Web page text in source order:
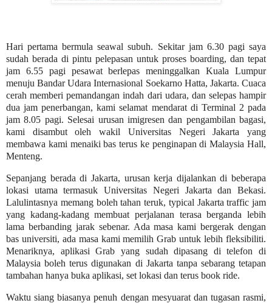
Hari pertama bermula seawal subuh. Sekitar jam 6.30 pagi saya
sudah berada di pintu pelepasan untuk proses boarding, dan tepat
jam 6.55 pagi pesawat berlepas meninggalkan Kuala Lumpur
menuju Bandar Udara Internasional Soekarno Hatta, Jakarta. Cuaca
cerah memberi pemandangan indah dari udara, dan selepas hampir
dua jam penerbangan, kami selamat mendarat di Terminal 2 pada
jam 8.05 pagi. Selesai urusan imigresen dan pengambilan bagasi,
kami disambut oleh wakil Universitas Negeri Jakarta yang
membawa kami menaiki bas terus ke penginapan di Malaysia Hall,
Menteng.
Sepanjang berada di Jakarta, urusan kerja dijalankan di beberapa
lokasi utama termasuk Universitas Negeri Jakarta dan Bekasi.
Lalulintasnya memang boleh tahan teruk, typical Jakarta traffic jam
yang kadang-kadang membuat perjalanan terasa berganda lebih
lama berbanding jarak sebenar. Ada masa kami bergerak dengan
bas universiti, ada masa kami memilih Grab untuk lebih fleksibiliti.
Menariknya, aplikasi Grab yang sudah dipasang di telefon di
Malaysia boleh terus digunakan di Jakarta tanpa sebarang tetapan
tambahan hanya buka aplikasi, set lokasi dan terus book ride.
Waktu siang biasanya penuh dengan mesyuarat dan tugasan rasmi,